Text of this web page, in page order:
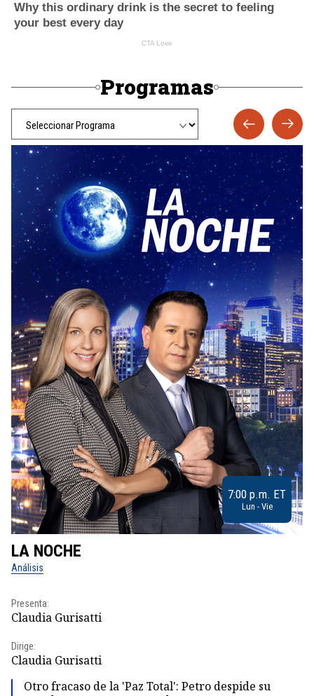
Programas
7:00 p.m. ET
Lun - Vie
LA NOCHE
Análisis
Presenta:
Claudia Gurisatti
Dirige:
Claudia Gurisatti
Otro fracaso de la 'Paz Total': Petro despide su